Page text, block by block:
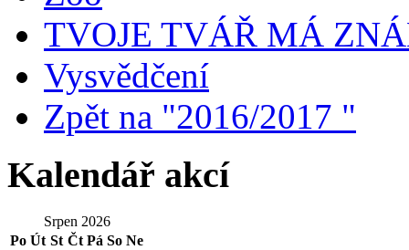
TVOJE TVÁŘ MÁ
Vysvědčení
Zpět na "2016/2017 "
Kalendář akcí
Srpen 2026
Po Út St Čt Pá So Ne